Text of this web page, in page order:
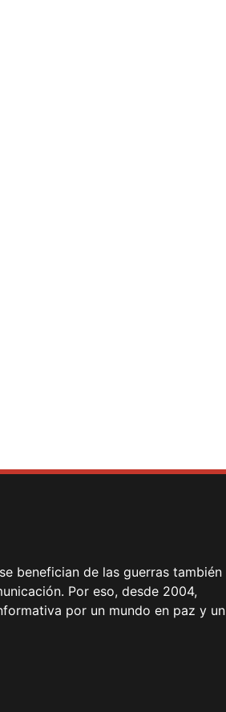
benefician de las guerras también
Por eso, desde 2004,
por un mundo en paz y un